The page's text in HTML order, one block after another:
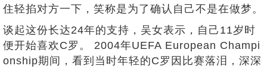
住轻掐对方一下，笑称是为了确认自己不是在做梦。
谈起这份长达24年的支持，吴女表示，自己11岁时
便开始喜欢C罗。 2004年UEFA European Champi
onship期间，看到当时年轻的C罗因比赛落泪，深深